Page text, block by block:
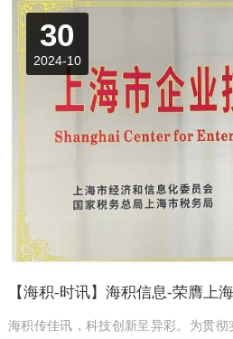
30
2024-10
海积传佳讯，科技创新呈异彩。为贯